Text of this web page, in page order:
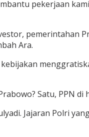
pekerjaan
pemerintahan
Ara.
Satu, PPN
Jajaran Polri